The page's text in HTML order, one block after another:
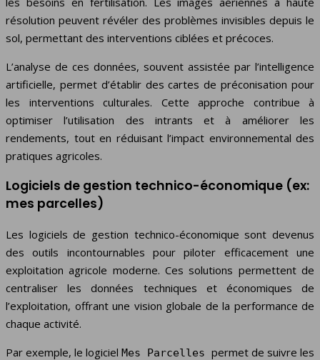
résolution peuvent révéler des problèmes invisibles depuis le
sol, permettant des interventions ciblées et précoces.
L’analyse de ces données, souvent assistée par l’intelligence
artificielle, permet d’établir des cartes de préconisation pour
les interventions culturales. Cette approche contribue à
optimiser l’utilisation des intrants et à améliorer les
rendements, tout en réduisant l’impact environnemental des
pratiques agricoles.
Logiciels de gestion technico-économique (ex:
mes parcelles)
Les logiciels de gestion technico-économique sont devenus
des outils incontournables pour piloter efficacement une
exploitation agricole moderne. Ces solutions permettent de
centraliser les données techniques et économiques de
l’exploitation, offrant une vision globale de la performance de
chaque activité.
Par exemple, le logiciel Mes Parcelles permet de suivre les